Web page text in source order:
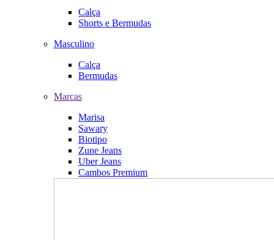
Calça
Shorts e Bermudas
Masculino
Calça
Bermudas
Marcas
Marisa
Sawary
Biotipo
Zune Jeans
Uber Jeans
Cambos Premium